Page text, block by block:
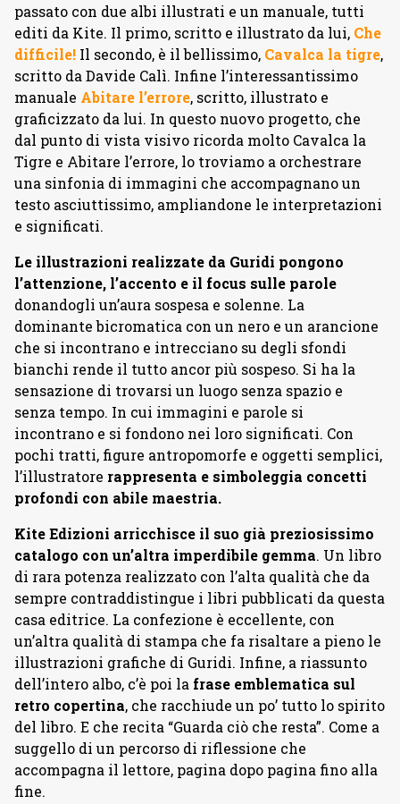
passato con due albi illustrati e un manuale, tutti
editi da Kite. Il primo, scritto e illustrato da lui, Che
difficile! Il secondo, è il bellissimo, Cavalca la tigre,
scritto da Davide Calì. Infine l’interessantissimo
manuale Abitare l’errore, scritto, illustrato e
graficizzato da lui. In questo nuovo progetto, che
dal punto di vista visivo ricorda molto Cavalca la
Tigre e Abitare l’errore, lo troviamo a orchestrare
una sinfonia di immagini che accompagnano un
testo asciuttissimo, ampliandone le interpretazioni
e significati.
Le illustrazioni realizzate da Guridi pongono
l’attenzione, l’accento e il focus sulle parole
donandogli un’aura sospesa e solenne. La
dominante bicromatica con un nero e un arancione
che si incontrano e intrecciano su degli sfondi
bianchi rende il tutto ancor più sospeso. Si ha la
sensazione di trovarsi un luogo senza spazio e
senza tempo. In cui immagini e parole si
incontrano e si fondono nei loro significati. Con
pochi tratti, figure antropomorfe e oggetti semplici,
l’illustratore rappresenta e simboleggia concetti
profondi con abile maestria.
Kite Edizioni arricchisce il suo già preziosissimo
catalogo con un’altra imperdibile gemma. Un libro
di rara potenza realizzato con l’alta qualità che da
sempre contraddistingue i libri pubblicati da questa
casa editrice. La confezione è eccellente, con
un’altra qualità di stampa che fa risaltare a pieno le
illustrazioni grafiche di Guridi. Infine, a riassunto
dell’intero albo, c’è poi la frase emblematica sul
retro copertina, che racchiude un po’ tutto lo spirito
del libro. E che recita “Guarda ciò che resta”. Come a
suggello di un percorso di riflessione che
accompagna il lettore, pagina dopo pagina fino alla
fine.